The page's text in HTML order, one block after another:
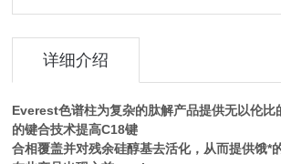
详细介绍
Everest色谱柱为复杂的肽解产品提供无以伦比
的键合技术提高C18键
合相覆盖并对残余硅醇基去活化，从而提供饿*